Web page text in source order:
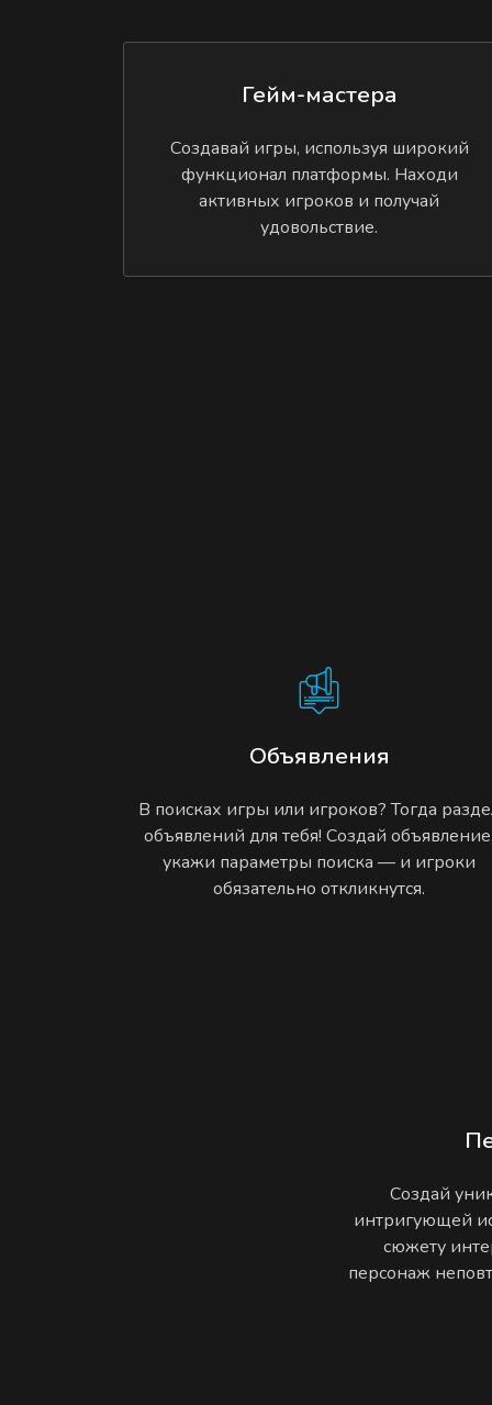
Гейм-мастера
Создавай игры, используя широкий
функционал платформы. Находи
активных игроков и получай
удовольствие.
Объявления
В поисках игры или игроков? Тогда
объявлений для тебя! Создай
укажи параметры поиска — и игроки
обязательно откликнутся.
Создай
интригующей
сюжету
персонаж